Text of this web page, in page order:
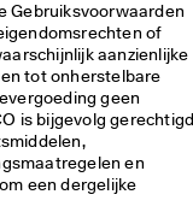
Gebruiksvoorwaarden
of
aanzienlijke
tot onherstelbare
geen
is bijgevolg
en
een dergelijke